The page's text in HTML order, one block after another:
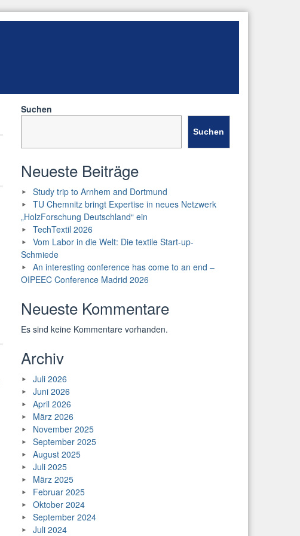
Suchen
Suchen
Neueste Beiträge
Study trip to Arnhem and Dortmund
TU Chemnitz bringt Expertise in neues Netzwerk
„HolzForschung Deutschland“ ein
TechTextil 2026
Vom Labor in die Welt: Die textile Start-up-
Schmiede
An interesting conference has come to an end –
OIPEEC Conference Madrid 2026
Neueste Kommentare
Es sind keine Kommentare vorhanden.
Archiv
Juli 2026
Juni 2026
April 2026
März 2026
November 2025
September 2025
August 2025
Juli 2025
März 2025
Februar 2025
Oktober 2024
September 2024
Juli 2024